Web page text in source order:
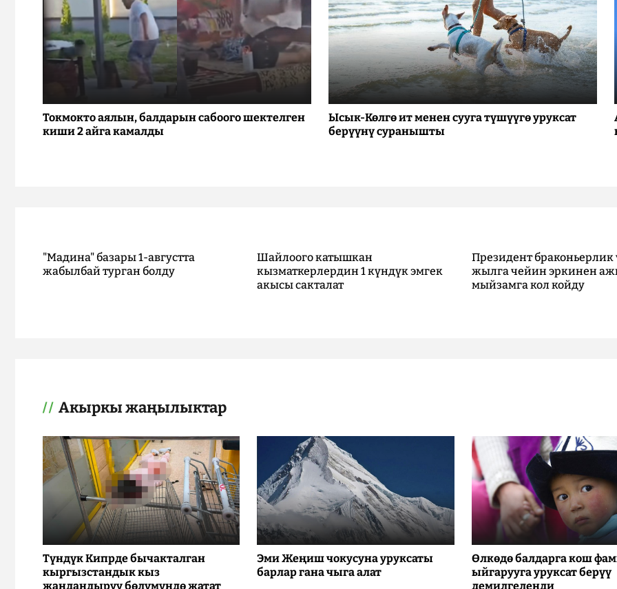
Токмокто аялын, балдарын сабоого шектелген
киши 2 айга камалды
Ысык-Көлгө ит менен сууга түшүүгө уруксат
берүүнү суранышты
"Мадина" базары 1-августта
жабылбай турган болду
Шайлоого катышкан
кызматкерлердин 1 күндүк эмгек
акысы сакталат
Президент браконьерлик
жылга чейин эркинен
мыйзамга кол койду
Акыркы жаңылыктар
Түндүк Кипрде бычакталган
кыргызстандык кыз
жандандыруу бөлүмүндө жатат
Эми Жеңиш чокусуна уруксаты
барлар гана чыга алат
Өлкөдө балдарга кош
ыйгарууга уруксат берүү
демилгеленди